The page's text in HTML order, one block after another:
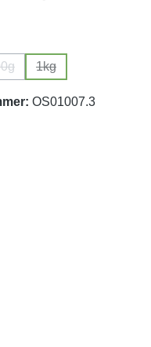
ist zurzeit nicht verfügbar.)
(Diese Option ist zurzeit nicht
1kg
(Diese Option ist
OS01007.3